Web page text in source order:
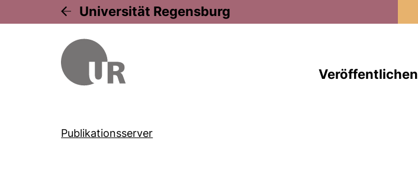
Universität Regensburg
Veröffentlichen
Publikationsserver